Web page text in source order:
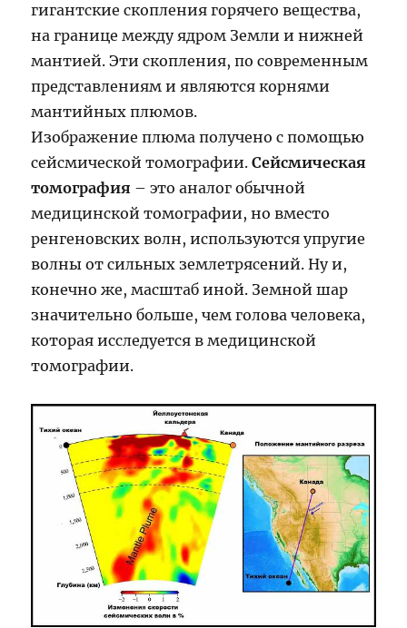
гигантские скопления горячего вещества,
на границе между ядром Земли и нижней
мантией. Эти скопления, по современным
представлениям и являются корнями
мантийных плюмов.
Изображение плюма получено с помощью
сейсмической томографии.Сейсмическая
томография – это аналог обычной
медицинской томографии, но вместо
ренгеновских волн, используются упругие
волны от сильных землетрясений. Ну и,
конечно же, масштаб иной. Земной шар
значительно больше, чем голова человека,
которая исследуется в медицинской
томографии.